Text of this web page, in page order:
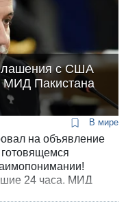
с США
МИД Пакистана
В мире
на объявление
24 часа. МИД